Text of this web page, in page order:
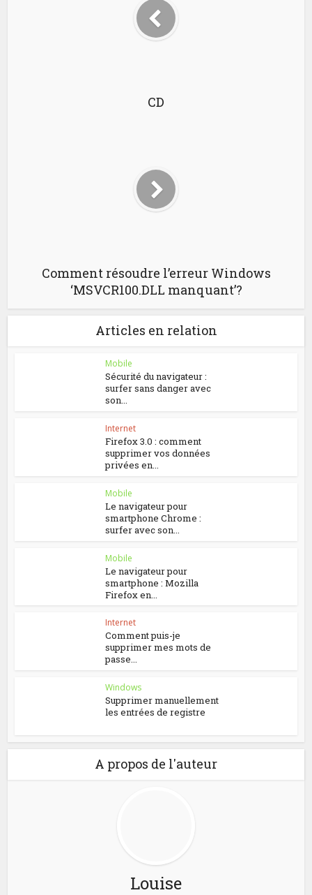
CD
Comment résoudre l’erreur Windows
‘MSVCR100.DLL manquant’?
Articles en relation
Mobile
Sécurité du navigateur :
surfer sans danger avec
son...
Internet
Firefox 3.0 : comment
supprimer vos données
privées en...
Mobile
Le navigateur pour
smartphone Chrome :
surfer avec son...
Mobile
Le navigateur pour
smartphone : Mozilla
Firefox en...
Internet
Comment puis-je
supprimer mes mots de
passe...
Windows
Supprimer manuellement
les entrées de registre
A propos de l'auteur
Louise